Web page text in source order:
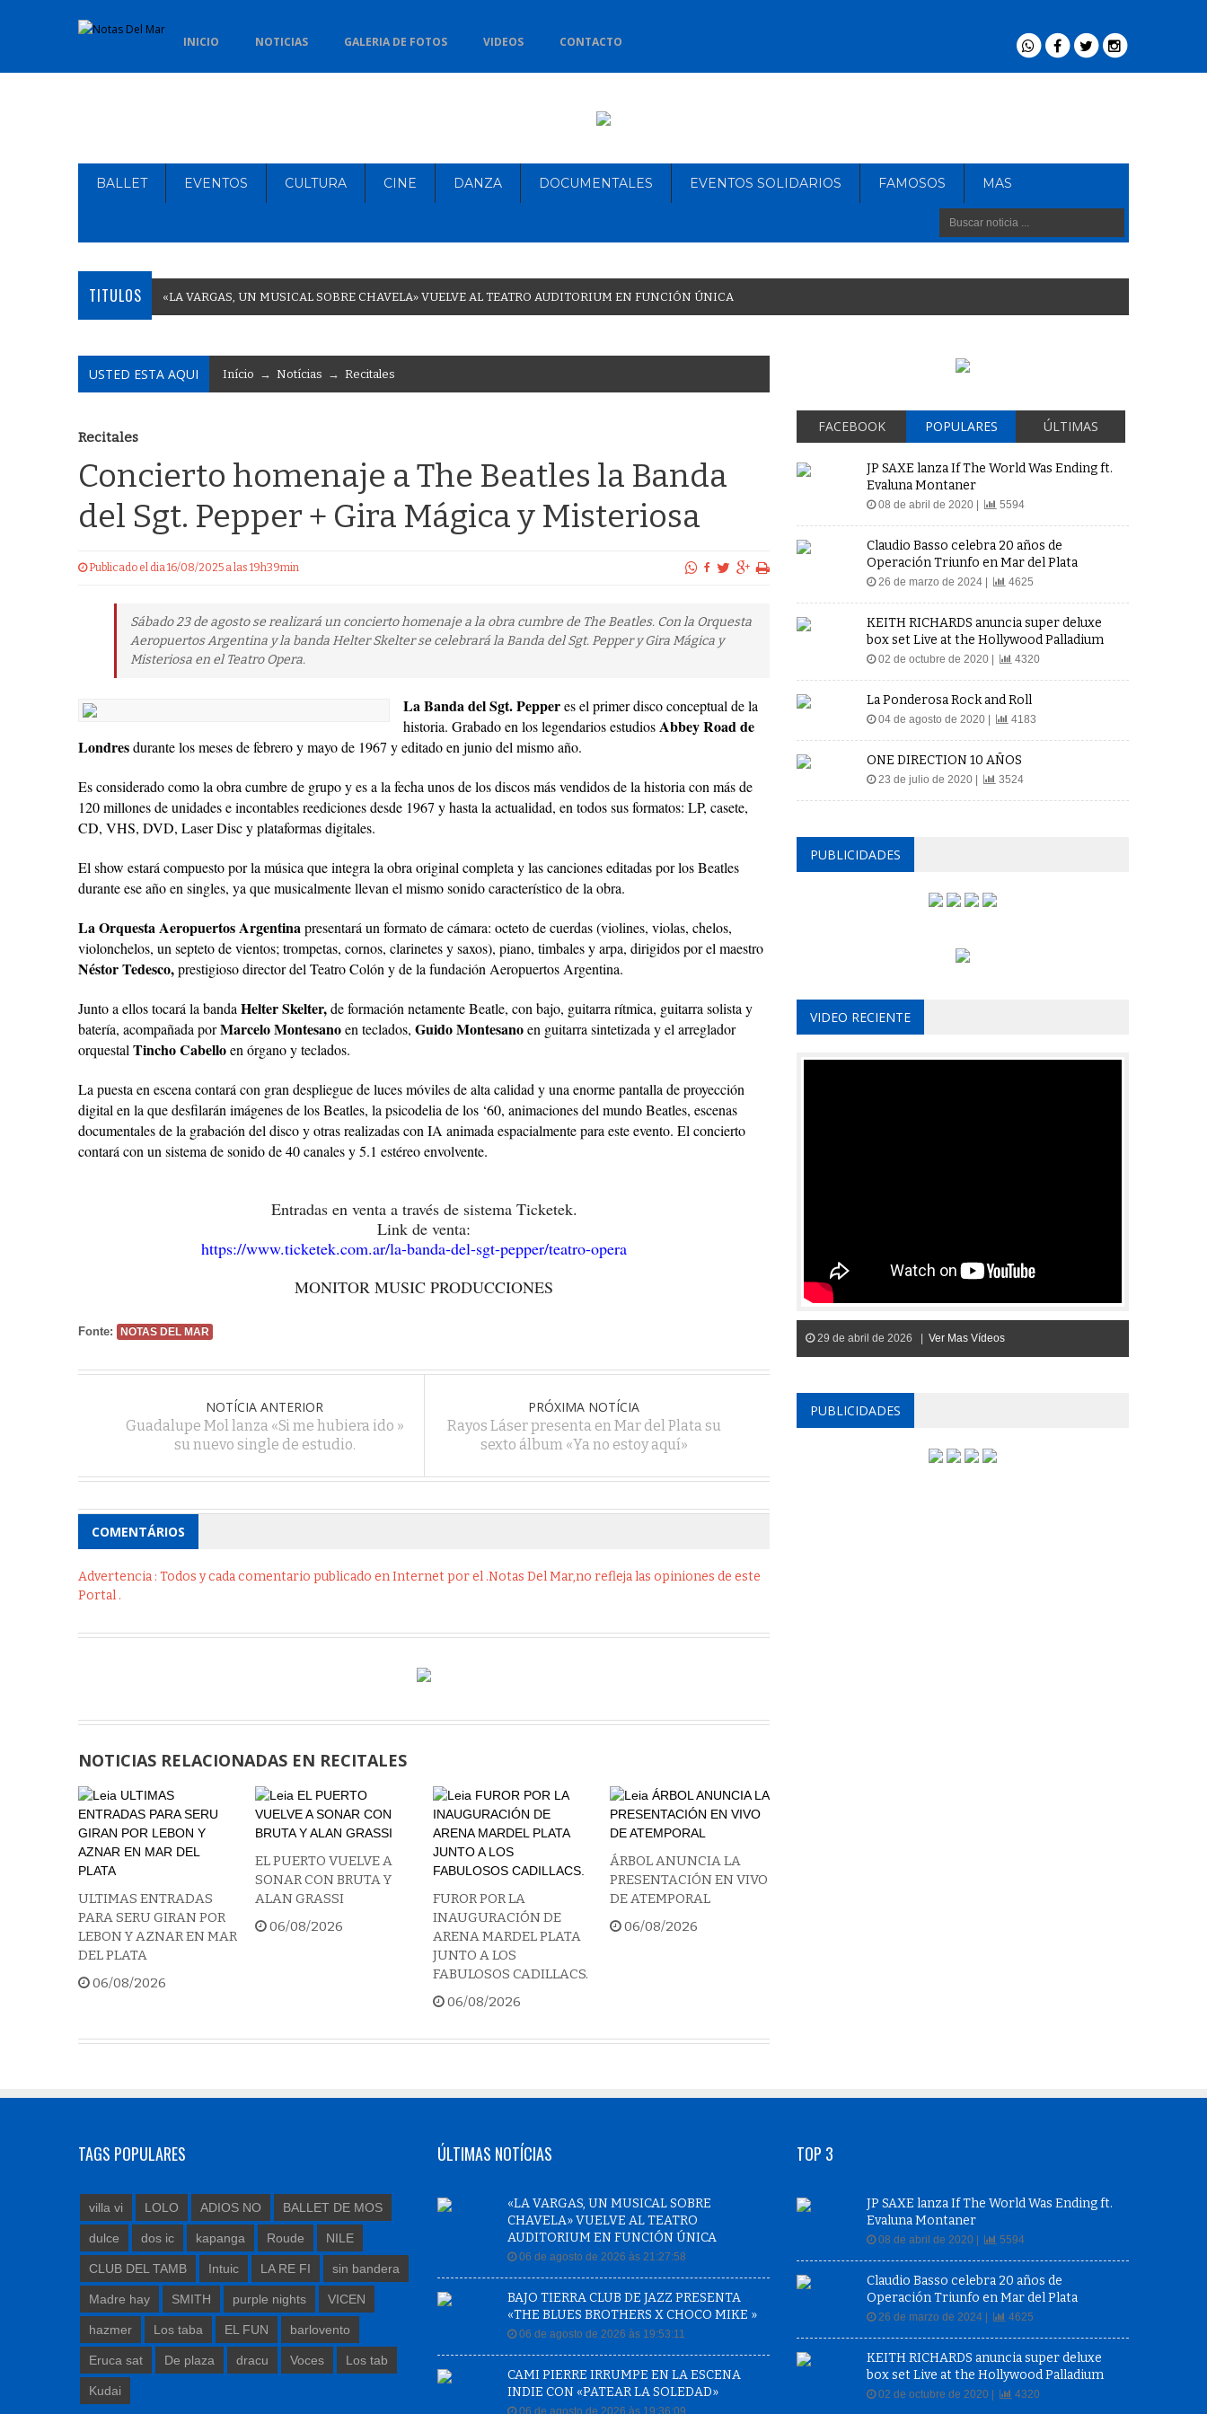
INICIO NOTICIAS GALERIA DE FOTOS VIDEOS CONTACTO
BALLET EVENTOS CULTURA CINE DANZA DOCUMENTALES EVENTOS SOLIDARIOS FAMOSOS MAS
TITULOS «LA VARGAS, UN MUSICAL SOBRE CHAVELA» VUELVE AL TEATRO AUDITORIUM EN FUNCIÓN ÚNICA
USTED ESTA AQUI Início → Notícias → Recitales
Recitales
Concierto homenaje a The Beatles la Banda
del Sgt. Pepper + Gira Mágica y Misteriosa
Publicado el dia 16/08/2025 a las 19h39min
Sábado 23 de agosto se realizará un concierto homenaje a la obra cumbre de The Beatles. Con la Orquesta
Aeropuertos Argentina y la banda Helter Skelter se celebrará la Banda del Sgt. Pepper y Gira Mágica y
Misteriosa en el Teatro Opera.
La Banda del Sgt. Pepperes el primer disco conceptual de la
historia. Grabado en los legendarios estudiosAbbey Road de
Londresdurante los meses de febrero y mayo de 1967 y editado en junio del mismo año.
Es considerado como la obra cumbre de grupo y es a la fecha unos de los discos más vendidos de la historia con más de
120 millones de unidades e incontables reediciones desde 1967 y hasta la actualidad, en todos sus formatos: LP, casete,
CD, VHS, DVD, Laser Disc y plataformas digitales.
El show estará compuesto por la música que integra la obra original completa y las canciones editadas por los Beatles
durante ese año en singles, ya que musicalmente llevan el mismo sonido característico de la obra.
La Orquesta Aeropuertos Argentinapresentará un formato de cámara: octeto de cuerdas (violines, violas, chelos,
violonchelos, un septeto de vientos; trompetas, cornos, clarinetes y saxos), piano, timbales y arpa, dirigidos por el maestro
Néstor Tedesco,prestigioso director del Teatro Colón y de la fundación Aeropuertos Argentina.
Junto a ellos tocará la banda Helter Skelter,de formación netamente Beatle, con bajo, guitarra rítmica, guitarra solista y
batería, acompañada porMarcelo Montesanoen teclados, Guido Montesanoen guitarra sintetizada y el arreglador
orquestal Tincho Cabelloen órgano y teclados.
La puesta en escena contará con gran despliegue de luces móviles de alta calidad y una enorme pantalla de proyección
digital en la que desfilarán imágenes de los Beatles, la psicodelia de los ‘60, animaciones del mundo Beatles, escenas
documentales de la grabación del disco y otras realizadas con IA animada espacialmente para este evento. El concierto
contará con un sistema de sonido de 40 canales y 5.1 estéreo envolvente.
Entradas en venta a través de sistema Ticketek.
Link de venta:
https://www.ticketek.com.ar/la-banda-del-sgt-pepper/teatro-opera
MONITOR MUSIC PRODUCCIONES
Fonte: NOTAS DEL MAR
NOTÍCIA ANTERIOR
Guadalupe Mol lanza «Si me hubiera ido »
su nuevo single de estudio.
PRÓXIMA NOTÍCIA
Rayos Láser presenta en Mar del Plata su
sexto álbum «Ya no estoy aquí»
COMENTÁRIOS
Advertencia : Todos y cada comentario publicado en Internet por el .Notas Del Mar,no refleja las opiniones de este
Portal .
NOTICIAS RELACIONADAS EN RECITALES
ULTIMAS ENTRADAS
PARA SERU GIRAN POR
LEBON Y AZNAR EN MAR
DEL PLATA
06/08/2026
EL PUERTO VUELVE A
SONAR CON BRUTA Y
ALAN GRASSI
06/08/2026
FUROR POR LA
INAUGURACIÓN DE
ARENA MARDEL PLATA
JUNTO A LOS
FABULOSOS CADILLACS.
06/08/2026
ÁRBOL ANUNCIA LA
PRESENTACIÓN EN VIVO
DE ATEMPORAL
06/08/2026
FACEBOOK POPULARES ÚLTIMAS
JP SAXE lanza If The World Was Ending ft.
Evaluna Montaner
08 de abril de 2020 | 5594
Claudio Basso celebra 20 años de
Operación Triunfo en Mar del Plata
26 de marzo de 2024 | 4625
KEITH RICHARDS anuncia super deluxe
box set Live at the Hollywood Palladium
02 de octubre de 2020 | 4320
La Ponderosa Rock and Roll
04 de agosto de 2020 | 4183
ONE DIRECTION 10 AÑOS
23 de julio de 2020 | 3524
PUBLICIDADES
VIDEO RECIENTE
29 de abril de 2026 | Ver Mas Vídeos
PUBLICIDADES
TAGS POPULARES
villa vi LOLO ADIOS NO BALLET DE MOS
dulce dos ic kapanga Roude NILE
CLUB DEL TAMB Intuic LA RE FI sin bandera
Madre hay SMITH purple nights VICEN
hazmer Los taba EL FUN barlovento
Eruca sat De plaza dracu Voces Los tab
Kudai
ÚLTIMAS NOTÍCIAS
«LA VARGAS, UN MUSICAL SOBRE
CHAVELA» VUELVE AL TEATRO
AUDITORIUM EN FUNCIÓN ÚNICA
06 de agosto de 2026 às 21:27:58
BAJO TIERRA CLUB DE JAZZ PRESENTA
«THE BLUES BROTHERS X CHOCO MIKE »
06 de agosto de 2026 às 19:53:11
CAMI PIERRE IRRUMPE EN LA ESCENA
INDIE CON «PATEAR LA SOLEDAD»
06 de agosto de 2026 às 19:36:09
TOP 3
JP SAXE lanza If The World Was Ending ft.
Evaluna Montaner
08 de abril de 2020 | 5594
Claudio Basso celebra 20 años de
Operación Triunfo en Mar del Plata
26 de marzo de 2024 | 4625
KEITH RICHARDS anuncia super deluxe
box set Live at the Hollywood Palladium
02 de octubre de 2020 | 4320